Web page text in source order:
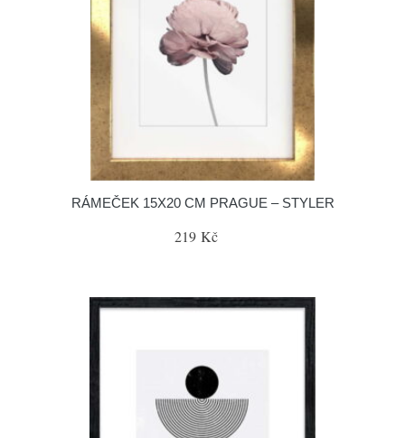
RÁMEČEK 15X20 CM PRAGUE – STYLER
219 Kč